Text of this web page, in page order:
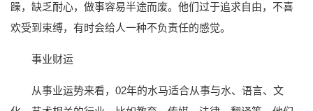
躁，缺乏耐心，做事容易半途而废。他们过于追求自由，不喜
欢受到束缚，有时会给人一种不负责任的感觉。
事业财运
从事业运势来看，02年的水马适合从事与水、语言、文